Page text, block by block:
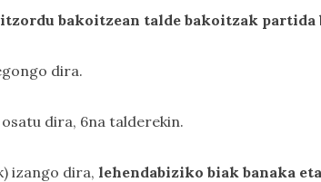
bakoitzean talde bakoitzak partida
dira.
dira, 6na talderekin.
izango dira, lehendabiziko biak banaka